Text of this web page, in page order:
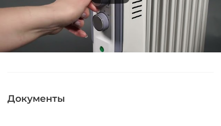
Документы